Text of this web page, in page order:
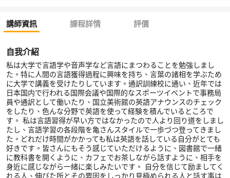
講師資訊 課程詳情 評價
自我介紹
私は大学で言語学や音声学など言語にまつわることを勉強しまし
た。特に人間の言語獲得過程に興味を持ち、言葉の諸相を学ぶため
に大学で講義を受けたりしています。通訳訓練校に通い、近年では
日本国内で行われる国際会議や国際的なスポーツイベントで事務局
員や通訳として働いたり、国立美術館の英語アナウンスのチェック
をしたり、色んな分野で英語を使って経験を積んでいるところで
す。 私は言語習得が早い方ではなかったので人より回り道をしまし
たし、言語学習の各段階を亀さんスタイルで一歩づつ登ってきまし
た。どれだけ時間がかかっても私は英語を話している自分がとても
好きです。皆さんにもそう感じていただけるように、図書館で一緒
に教科書を開くように、カフェでお茶しながら話すように、相手を
身近に感じながら一緒に楽しみたいです。 自分を信じて励ましてく
れる人、伸びた所とその要因をしっかり見極められる人と話す事は